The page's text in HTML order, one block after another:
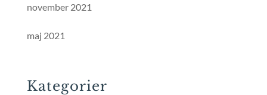
november 2021
maj 2021
Kategorier